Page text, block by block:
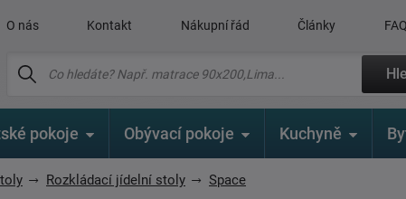
O nás Kontakt Nákupní řád Články FAQ
pokoje Obývací pokoje Kuchyně
Rozkládací jídelní stoly Space